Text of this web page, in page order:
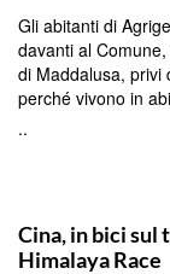
Gli abitanti di
davanti al
di Maddalusa, privi
perché vivono in
..
Cina, in bici sul
Himalaya Race